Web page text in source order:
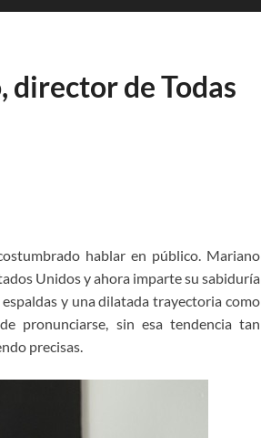
director de Todas
hablar en público. Mariano
Unidos y ahora imparte su sabiduría
y una dilatada trayectoria como
pronunciarse, sin esa tendencia tan
precisas.